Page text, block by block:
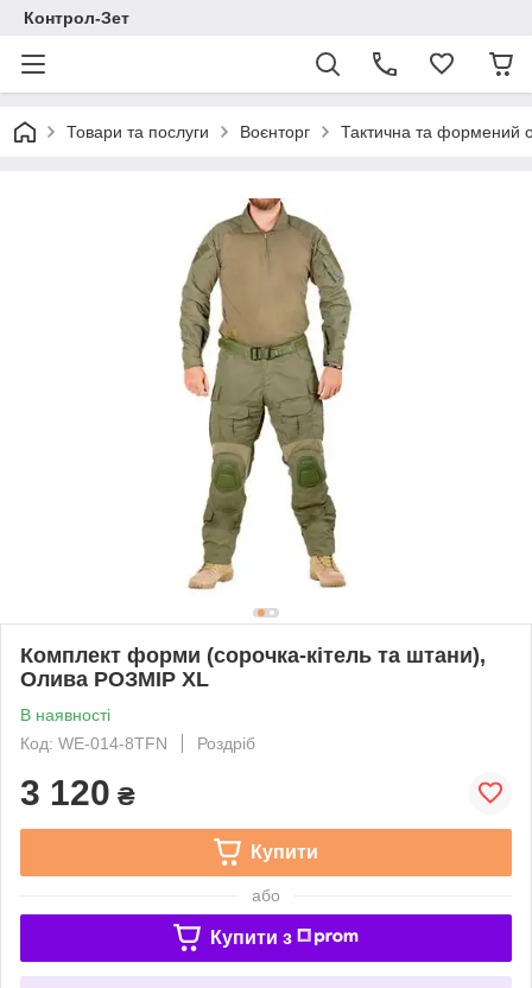
Контрол-Зет
Товари та послуги Воєнторг Тактична та формений
Комплект форми (сорочка-кітель та штани),
Олива РОЗМІР XL
В наявності
Код: WE-014-8TFN
Роздріб
3 120 ₴
Купити
або
Купити з